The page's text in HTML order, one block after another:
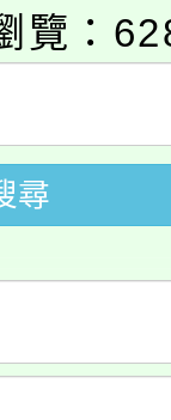
桃園電
會8/
舉行。
享有免
收入戶
可洽有
科技
入校路
業人
覽：
尋